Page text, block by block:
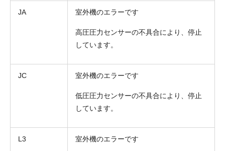
JA 室外機のエラーです
高圧圧力センサーの不具合により、停止
しています。
JC 室外機のエラーです
低圧圧力センサーの不具合により、停止
しています。
L3 室外機のエラーです